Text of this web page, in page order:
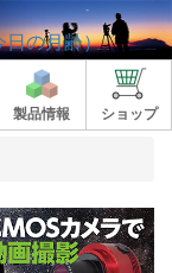
製品情報 ショップ